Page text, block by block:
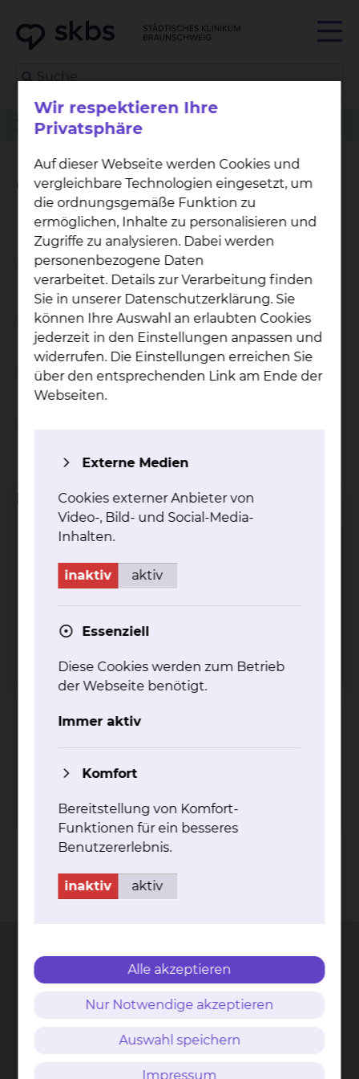
Zuweiser Tumorkonferenzen
Gefäßchirurgie
Gefäßchirurgie
Weiterbildungsziel
Weiterbildungszeit
Weiterbildungsinhalt
Kliniken
Fax: +49 531 595 2658
Per E-Mail kontaktieren
Kontakt Impressum
Städtisches Klinikum
38118 Braunschweig
Wir respektieren Ihre
Privatsphäre
Auf dieser Webseite werden Cookies und
vergleichbare Technologien eingesetzt, um
die ordnungsgemäße Funktion zu
ermöglichen, Inhalte zu personalisieren und
Zugriffe zu analysieren. Dabei werden
personenbezogene Daten
verarbeitet. Details zur Verarbeitung finden
Sie in unserer Datenschutzerklärung. Sie
können Ihre Auswahl an erlaubten Cookies
jederzeit in den Einstellungen anpassen und
widerrufen. Die Einstellungen erreichen Sie
über den entsprechenden Link am Ende der
Webseiten.
Externe Medien
Cookies externer Anbieter von
Video-, Bild- und Social-Media-
Inhalten.
inaktiv aktiv
Essenziell
Diese Cookies werden zum Betrieb
der Webseite benötigt.
Immer aktiv
Komfort
Bereitstellung von Komfort-
Funktionen für ein besseres
Benutzererlebnis.
inaktiv aktiv
Alle akzeptieren
Nur Notwendige akzeptieren
Auswahl speichern
Impressum